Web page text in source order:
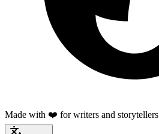
Made with ❤️ for writers and storytellers